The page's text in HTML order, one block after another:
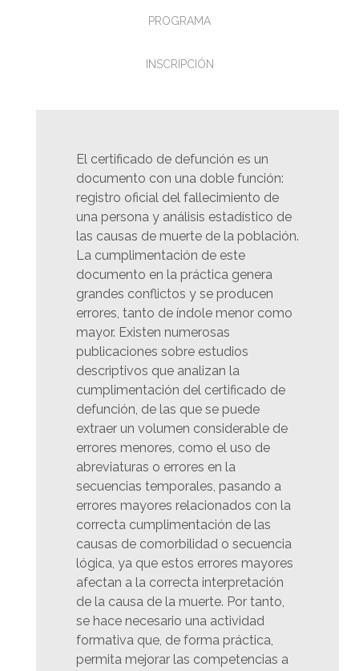
PROGRAMA
INSCRIPCIÓN
El certificado de defunción es un
documento con una doble función:
registro oficial del fallecimiento de
una persona y análisis estadístico de
las causas de muerte de la población.
La cumplimentación de este
documento en la práctica genera
grandes conflictos y se producen
errores, tanto de índole menor como
mayor. Existen numerosas
publicaciones sobre estudios
descriptivos que analizan la
cumplimentación del certificado de
defunción, de las que se puede
extraer un volumen considerable de
errores menores, como el uso de
abreviaturas o errores en la
secuencias temporales, pasando a
errores mayores relacionados con la
correcta cumplimentación de las
causas de comorbilidad o secuencia
lógica, ya que estos errores mayores
afectan a la correcta interpretación
de la causa de la muerte. Por tanto,
se hace necesario una actividad
formativa que, de forma práctica,
permita mejorar las competencias a